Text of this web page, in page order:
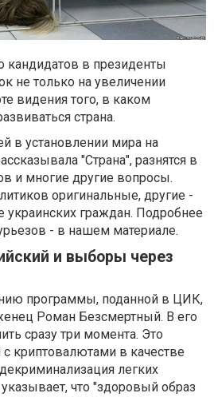
кандидатов в президенты
не только на увеличении
видения того, в каком
страна.
в установлении мира на
"Страна", разнятся в
и многие другие вопросы.
оригинальные, другие -
украинских граждан. Подробнее
- в нашем материале.
и выборы через
программы, поданной в ЦИК,
Роман Безсмертный. В его
сразу три момента. Это
с криптовалютами в качестве
легких
что "здоровый образ